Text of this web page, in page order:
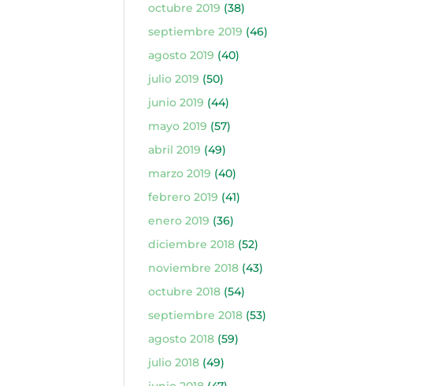
octubre 2019 (38)
septiembre 2019 (46)
agosto 2019 (40)
julio 2019 (50)
junio 2019 (44)
mayo 2019 (57)
abril 2019 (49)
marzo 2019 (40)
febrero 2019 (41)
enero 2019 (36)
diciembre 2018(52)
noviembre 2018(43)
octubre 2018(54)
septiembre 2018(53)
agosto 2018(59)
julio 2018(49)